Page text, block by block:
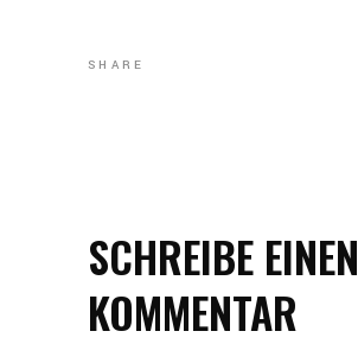
SHARE
SCHREIBE EINEN
KOMMENTAR